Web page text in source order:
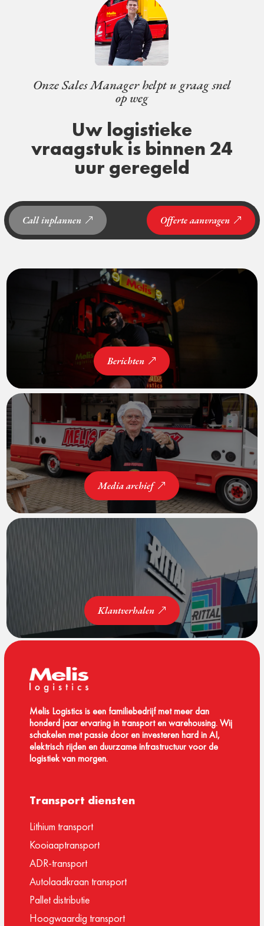
Onze Sales Manager helpt u graag snel
op weg
Uw logistieke
vraagstuk is binnen 24
uur geregeld
Call inplannen Offerte aanvragen
Berichten
Media archief
Klantverhalen
Melis Logistics is een familiebedrijf met meer dan
honderd jaar ervaring in transport en warehousing. Wij
schakelen met passie door en investeren hard in AI,
elektrisch rijden en duurzame infrastructuur voor de
logistiek van morgen.
Transport diensten
Lithium transport
Kooiaaptransport
ADR-transport
Autolaadkraan transport
Pallet distributie
Hoogwaardig transport